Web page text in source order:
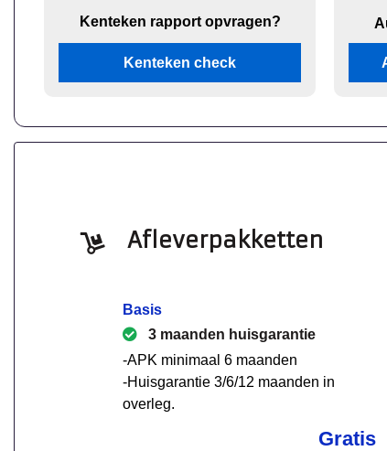
Kenteken rapport opvragen?
Kenteken check
Afleverpakketten
Basis
3 maanden huisgarantie
-APK minimaal 6 maanden
-Huisgarantie 3/6/12 maanden in
overleg.
Gratis